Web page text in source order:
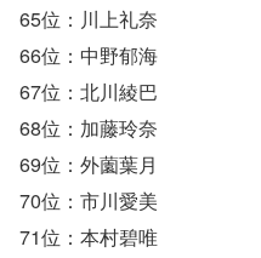
65位：川上礼奈
66位：中野郁海
67位：北川綾巴
68位：加藤玲奈
69位：外薗葉月
70位：市川愛美
71位：本村碧唯